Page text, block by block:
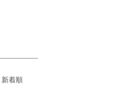
新着順